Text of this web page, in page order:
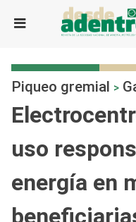
Piqueo gremial >
uso
energía en